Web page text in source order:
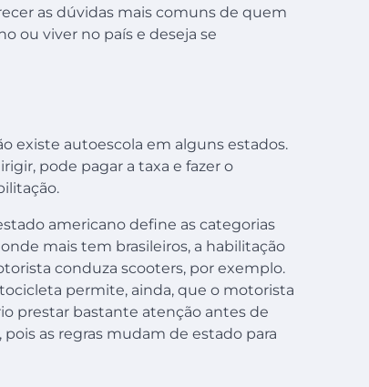
as dúvidas mais comuns de quem
ou viver no país e deseja se
existe autoescola em alguns estados.
pode pagar a taxa e fazer o
americano define as categorias
mais tem brasileiros, a habilitação
conduza scooters, por exemplo.
permite, ainda, que o motorista
prestar bastante atenção antes de
as regras mudam de estado para